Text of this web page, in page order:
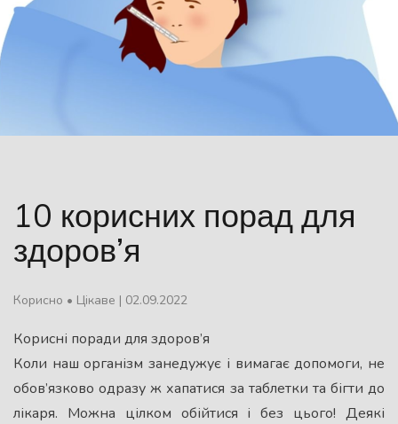
10 корисних порад для
здоров’я
Корисно • Цікаве | 02.09.2022
Корисні поради для здоров’я
Коли наш організм занедужує і вимагає допомоги, не
обов’язково одразу ж хапатися за таблетки та бігти до
лікаря. Можна цілком обійтися і без цього! Деякі